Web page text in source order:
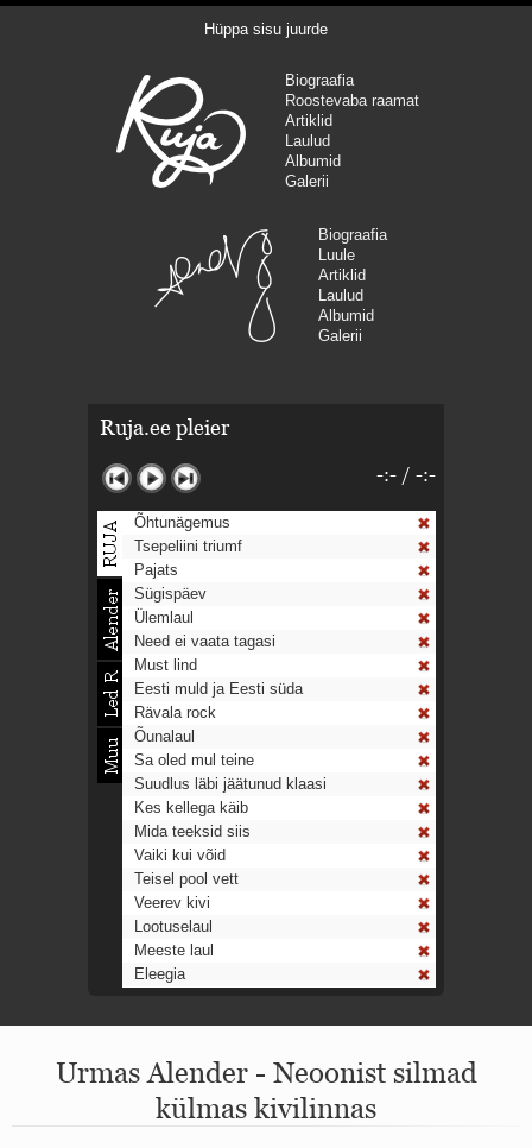
Hüppa sisu juurde
Biograafia
Roostevaba raamat
Artiklid
Laulud
Albumid
Galerii
Biograafia
Luule
Artiklid
Laulud
Albumid
Galerii
Ruja.ee pleier
-:- / -:-
Õhtunägemus
Tsepeliini triumf
Pajats
Sügispäev
Ülemlaul
Need ei vaata tagasi
Must lind
Eesti muld ja Eesti süda
Rävala rock
Õunalaul
Sa oled mul teine
Suudlus läbi jäätunud klaasi
Kes kellega käib
Mida teeksid siis
Vaiki kui võid
Teisel pool vett
Veerev kivi
Lootuselaul
Meeste laul
Eleegia
Ahtumine
Mu isamaa on minu arm
Ma mustas öös näen...
Laul surnud linnust
Urmas Alender - Neoonist silmad
külmas kivilinnas